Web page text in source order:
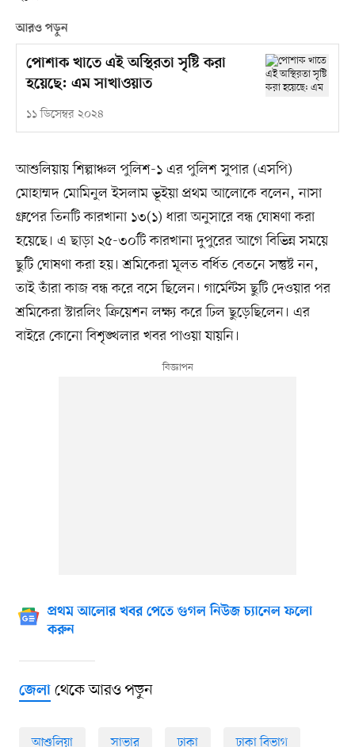
আরও পড়ুন
পোশাক খাতে এই অস্থিরতা সৃষ্টি করা
হয়েছে: এম সাখাওয়াত
১১ ডিসেম্বর ২০২৪
আশুলিয়ায় শিল্পাঞ্চল পুলিশ-১ এর পুলিশ সুপার (এসপি)
মোহাম্মদ মোমিনুল ইসলাম ভূইয়া প্রথম আলোকে বলেন, নাসা
গ্রুপের তিনটি কারখানা ১৩(১) ধারা অনুসারে বন্ধ ঘোষণা করা
হয়েছে। এ ছাড়া ২৫-৩০টি কারখানা দুপুরের আগে বিভিন্ন সময়ে
ছুটি ঘোষণা করা হয়। শ্রমিকেরা মূলত বর্ধিত বেতনে সন্তুষ্ট নন,
তাই তাঁরা কাজ বন্ধ করে বসে ছিলেন। গার্মেন্টস ছুটি দেওয়ার পর
শ্রমিকেরা স্টারলিং ক্রিয়েশন লক্ষ্য করে ঢিল ছুড়েছিলেন। এর
বাইরে কোনো বিশৃঙ্খলার খবর পাওয়া যায়নি।
প্রথম আলোর খবর পেতে গুগল নিউজ চ্যানেল ফলো
করুন
জেলাথেকে আরও পড়ুন
আশুলিয়া সাভার ঢাকা ঢাকা বিভাগ